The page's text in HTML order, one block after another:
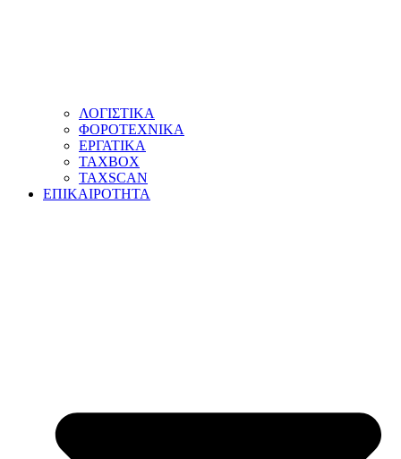
ΛΟΓΙΣΤΙΚΑ
ΦΟΡΟΤΕΧΝΙΚΑ
ΕΡΓΑΤΙΚΑ
TAXBOX
TAXSCAN
ΕΠΙΚΑΙΡΟΤΗΤΑ